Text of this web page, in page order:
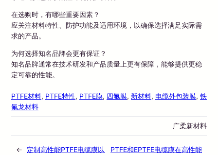
在选购时，有哪些重要因素？
应关注材料特性、防护功能及适用环境，以确保选择满足实际需
求的产品。
为何选择知名品牌会更有保证？
知名品牌通常在技术研发和产品质量上更有保障，能够提供更稳
定可靠的性能。
PTFE材料, PTFE特性, PTFE膜, 四氟膜, 新材料, 电缆外包装膜, 铁
氟龙材料
广柔新材料
←
定制高性能PTFE电缆膜以
PTFE和EPTFE电缆膜在高性能